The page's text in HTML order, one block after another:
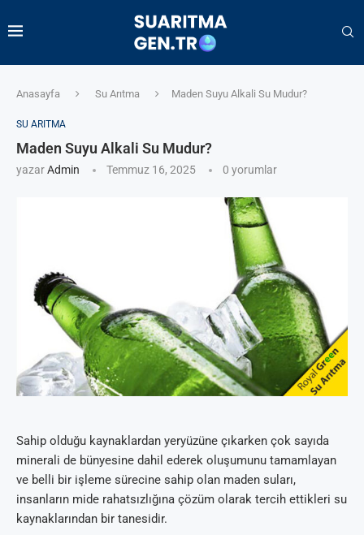
Anasayfa Su Arıtma Maden Suyu Alkali Su Mudur?
SU ARITMA
Maden Suyu Alkali Su Mudur?
yazarAdmin Temmuz 16, 2025 0 yorumlar
Sahip olduğu kaynaklardan yeryüzüne çıkarken çok sayıda
minerali de bünyesine dahil ederek oluşumunu tamamlayan
ve belli bir işleme sürecine sahip olan maden suları,
insanların mide rahatsızlığına çözüm olarak tercih ettikleri su
kaynaklarından bir tanesidir.